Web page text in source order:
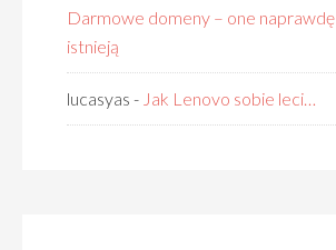
Darmowe domeny – one naprawdę
istnieją
lucasyas - Jak Lenovo sobie leci…